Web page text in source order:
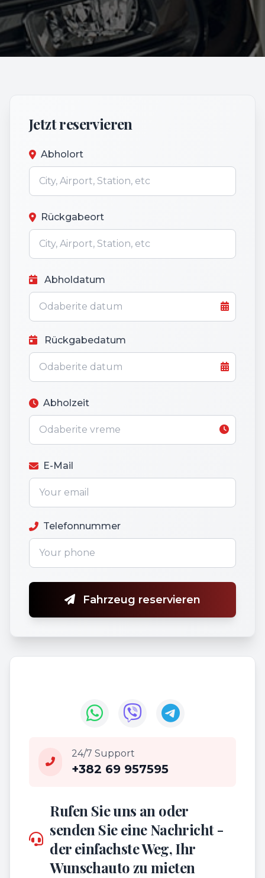
Jetzt reservieren
Abholort
Rückgabeort
Abholdatum
Rückgabedatum
Abholzeit
E-Mail
Telefonnummer
Fahrzeug reservieren
24/7 Support
+382 69 957595
Rufen Sie uns an oder
senden Sie eine Nachricht -
der einfachste Weg, Ihr
Wunschauto zu mieten